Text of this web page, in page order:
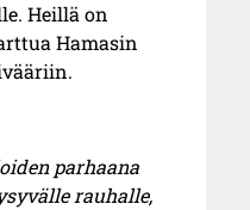
Heillä on
Hamasin
parhaana
rauhalle,